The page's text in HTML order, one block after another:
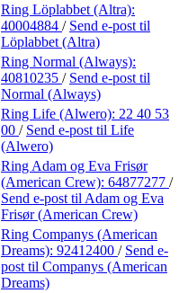
Ring Löplabbet (Altra):
40004884 / Send e-post til
Löplabbet (Altra)
Ring Normal (Always):
40810235 / Send e-post til
Normal (Always)
Ring Life (Alwero): 22 40 53
00 / Send e-post til Life
(Alwero)
Ring Adam og Eva Frisør
(American Crew): 64877277 /
Send e-post til Adam og Eva
Frisør (American Crew)
Ring Companys (American
Dreams): 92412400 / Send e-
post til Companys (American
Dreams)